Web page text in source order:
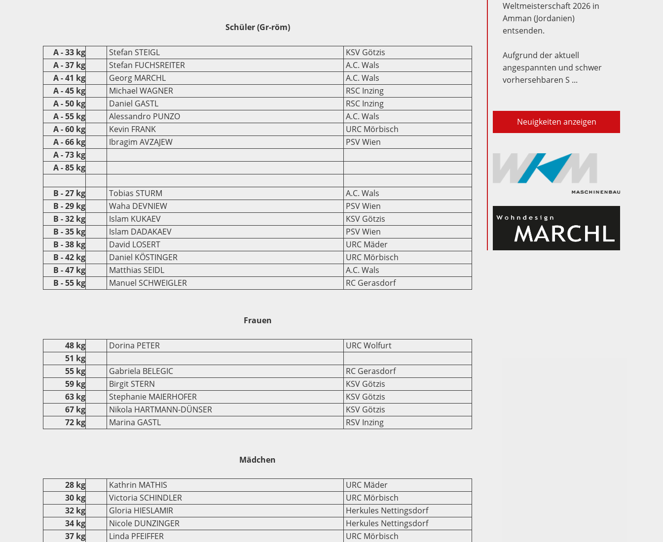
Schüler (Gr-röm)
A - 33 kg Stefan STEIGL
KSV Götzis
A - 37 kg
Stefan FUCHSREITER
A.C. Wals
A - 41 kg
Georg MARCHL
A.C. Wals
A - 45 kg
Michael WAGNER
RSC Inzing
A - 50 kg
Daniel GASTL
RSC Inzing
A - 55 kg
Alessandro PUNZO
A.C. Wals
A - 60 kg
Kevin FRANK
URC Mörbisch
A - 66 kg
Ibragim AVZAJEW
PSV Wien
A - 73 kg
A - 85 kg
B - 27 kg Tobias STURM
A.C. Wals
B - 29 kg
Waha DEVNIEW
PSV Wien
B - 32 kg
Islam KUKAEV
KSV Götzis
B - 35 kg
Islam DADAKAEV
PSV Wien
B - 38 kg
David LOSERT
URC Mäder
B - 42 kg
Daniel KÖSTINGER
URC Mörbisch
B - 47 kg
Matthias SEIDL
A.C. Wals
B - 55 kg
Manuel SCHWEIGLER RC Gerasdorf
Frauen
48 kg Dorina PETER
URC Wolfurt
51 kg
55 kg
Gabriela BELEGIC
RC Gerasdorf
59 kg
Birgit STERN
KSV Götzis
63 kg
Stephanie MAIERHOFER
KSV Götzis
67 kg
Nikola HARTMANN-DÜNSER
KSV Götzis
72 kg
Marina GASTL RSV Inzing
Mädchen
28 kg Kathrin MATHIS
URC Mäder
30 kg
Victoria SCHINDLER
URC Mörbisch
32 kg
Gloria HIESLAMIR
Herkules Nettingsdorf
34 kg
Nicole DUNZINGER
Herkules Nettingsdorf
37 kg
Linda PFEIFFER URC Mörbisch
Weltmeisterschaft 2026 in
Amman (Jordanien)
entsenden.
Aufgrund der aktuell
angespannten und schwer
vorhersehbaren S ...
Neuigkeiten anzeigen